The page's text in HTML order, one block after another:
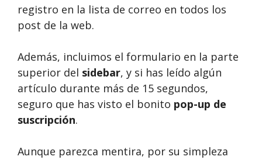
registro en la lista de correo en todos los
post de la web.
Además, incluimos el formulario en la parte
superior del sidebar, y si has leído algún
artículo durante más de 15 segundos,
seguro que has visto el bonito pop-up de
suscripción.
Aunque parezca mentira, por su simpleza